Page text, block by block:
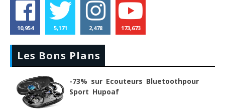
10,954 5,171 2,478 173,673
Les Bons Plans
-73% sur Ecouteurs Bluetoothpour
Sport Hupoaf